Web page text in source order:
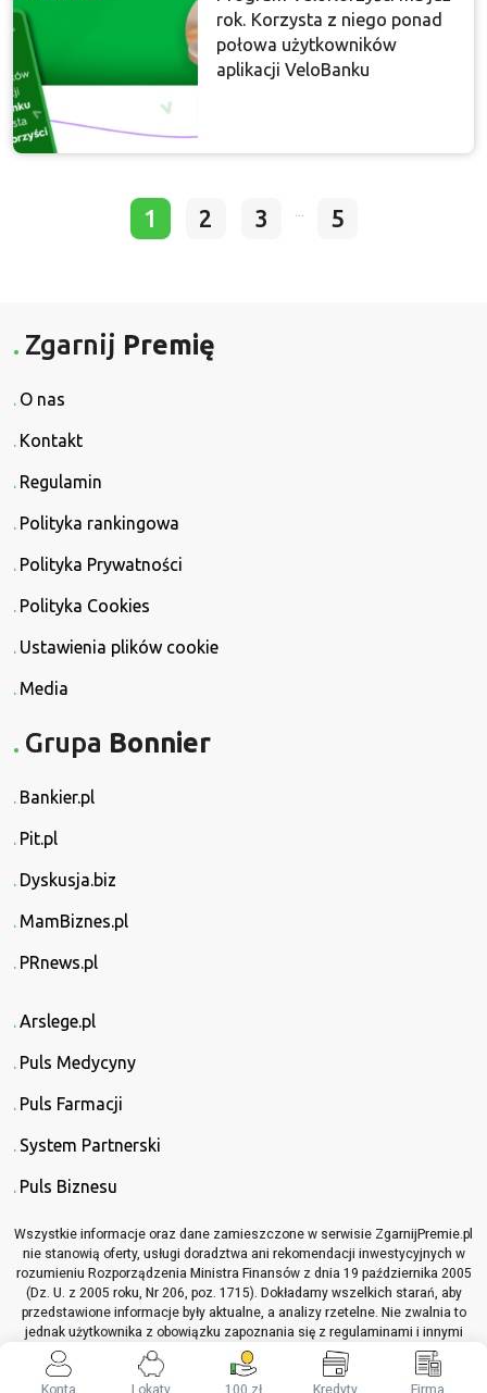
rok. Korzysta z niego ponad
połowa użytkowników
aplikacji VeloBanku
1 2 3 ... 5
Zgarnij Premię
O nas
Kontakt
Regulamin
Polityka rankingowa
Polityka Prywatności
Polityka Cookies
Ustawienia plików cookie
Media
Grupa Bonnier
Bankier.pl
Pit.pl
Dyskusja.biz
MamBiznes.pl
PRnews.pl
Arslege.pl
Puls Medycyny
Puls Farmacji
System Partnerski
Puls Biznesu
Wszystkie informacje oraz dane zamieszczone w serwisie ZgarnijPremie.pl
nie stanowią oferty, usługi doradztwa ani rekomendacji inwestycyjnych w
rozumieniu Rozporządzenia Ministra Finansów z dnia 19 października 2005
(Dz. U. z 2005 roku, Nr 206, poz. 1715). Dokładamy wszelkich starań, aby
przedstawione informacje były aktualne, a analizy rzetelne. Nie zwalnia to
jednak użytkownika z obowiązku zapoznania się z regulaminami i innymi
materiałami informacyjnymi, które dotyczą opisywanych produktów lub
usług, przed podjęciem jakichkolwiek decyzji z nimi związanych.
Konta
Lokaty 100 zł Kredyty Firma